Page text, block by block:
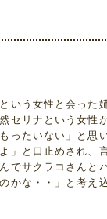
いう女性と会った
リナという女性
ったいない」と思
」と口止めされ、
でサクラコさんと
な・・」と考え